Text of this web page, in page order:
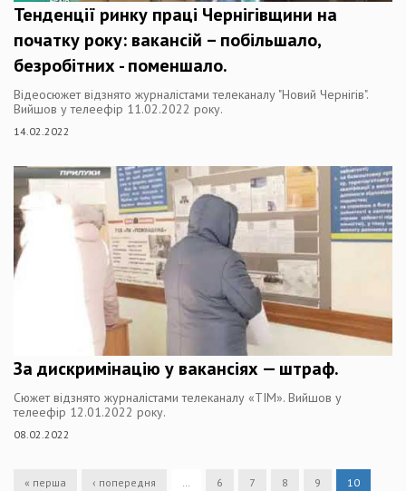
Тенденції ринку праці Чернігівщини на
початку року: вакансій – побільшало,
безробітних - поменшало.
Відеосюжет відзнято журналістами телеканалу "Новий Чернігів".
Вийшов у телеефір 11.02.2022 року.
14.02.2022
За дискримінацію у вакансіях — штраф.
Сюжет відзнято журналістами телеканалу «ТІМ». Вийшов у
телеефір 12.01.2022 року.
08.02.2022
« перша ‹ попередня … 6 7 8 9 10